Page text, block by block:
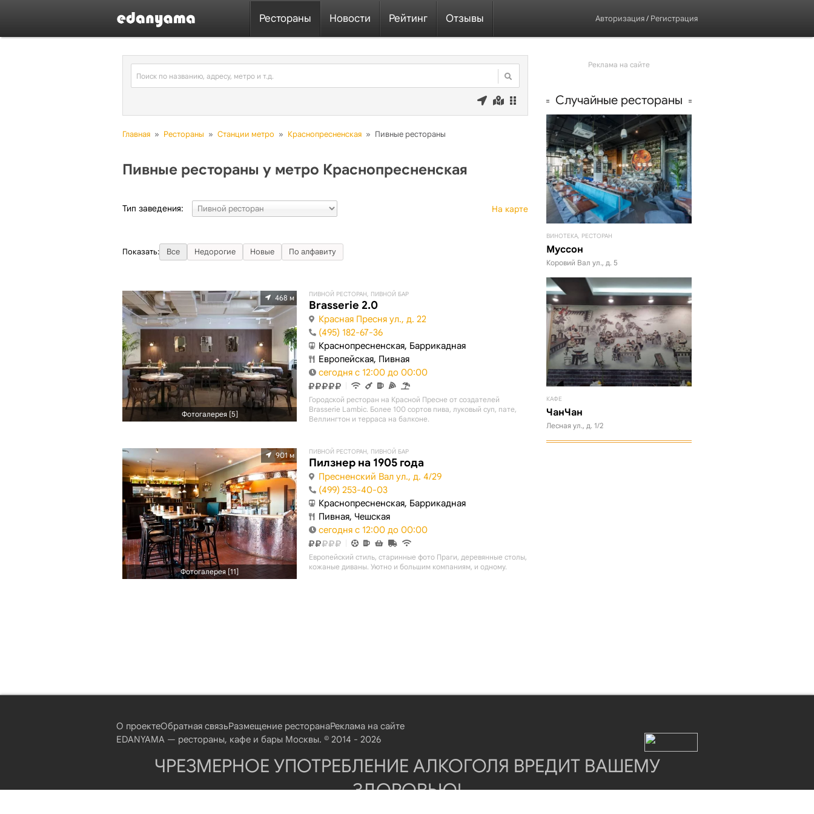
Рестораны Новости Рейтинг Отзывы Авторизация/ Регистрация
Главная » Рестораны » Станции метро » Краснопресненская » Пивные рестораны
Пивные рестораны у метро Краснопресненская
Тип заведения: На карте
Показать: Все Недорогие Новые По алфавиту
Фотогалерея [5]
468 м ПИВНОЙ РЕСТОРАН, ПИВНОЙ БАР
Brasserie 2.0
Красная Пресня ул., д. 22
(495) 182-67-36
Краснопресненская, Баррикадная
Европейская, Пивная
сегодня с 12:00 до 00:00
Городской ресторан на Красной Пресне от создателей
Brasserie Lambic. Более 100 сортов пива, луковый суп, пате,
Веллингтон и терраса на балконе.
Фотогалерея [11]
901 м ПИВНОЙ РЕСТОРАН, ПИВНОЙ БАР
Пилзнер на 1905 года
Пресненский Вал ул., д. 4/29
(499) 253-40-03
Краснопресненская, Баррикадная
Пивная, Чешская
сегодня с 12:00 до 00:00
Европейский стиль, старинные фото Праги, деревянные столы,
кожаные диваны. Уютно и большим компаниям, и одному.
Реклама на сайте
Случайные рестораны
ВИНОТЕКА, РЕСТОРАН
Муссон
Коровий Вал ул., д. 5
КАФЕ
ЧанЧан
Лесная ул., д. 1/2
О проектеОбратная связьРазмещение ресторанаРеклама на сайте
EDANYAMA — рестораны, кафе и бары Москвы. © 2014 - 2026
ЧРЕЗМЕРНОЕ УПОТРЕБЛЕНИЕ АЛКОГОЛЯ ВРЕДИТ ВАШЕМУ
ЗДОРОВЬЮ!